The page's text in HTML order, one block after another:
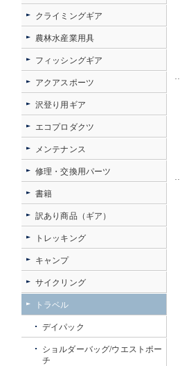
クライミングギア
農林水産業用具
フィッシングギア
アクアスポーツ
沢登り用ギア
エコプロダクツ
メンテナンス
修理・交換用パーツ
書籍
訳あり商品（ギア）
トレッキング
キャンプ
サイクリング
トラベル
デイパック
ショルダーバッグ/ウエストポー
チ